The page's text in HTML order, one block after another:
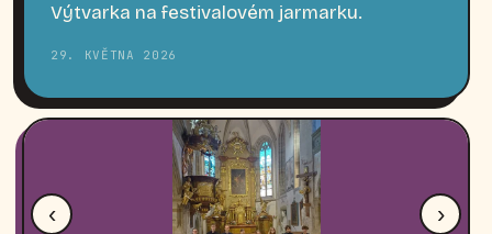
Výtvarka na festivalovém jarmarku.
29. KVĚTNA 2026
‹ ›